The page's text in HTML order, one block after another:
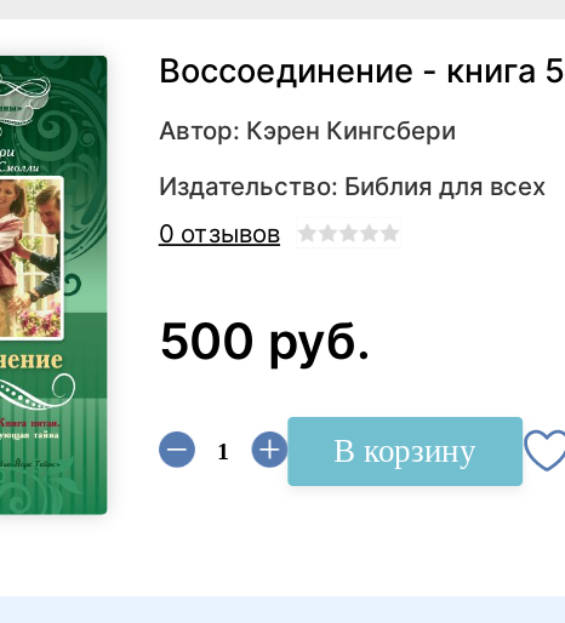
Воссоединение - книга 5
Автор: Кэрен Кингсбери
Издательство: Библия для всех
0 отзывов
500 руб.
В корзину